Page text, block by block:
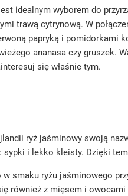
idealnym wyborem do
trawą cytrynową. W
papryką i pomidorkami
ananasa czy gruszek.
się właśnie tym.
ryż jaśminowy swoją
sypki i lekko kleisty. Dzięki
w smaku ryżu jaśminowego
również z mięsem i